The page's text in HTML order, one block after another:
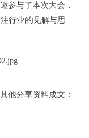
参与了本次大会，
行业的见解与思
他分享资料成文：